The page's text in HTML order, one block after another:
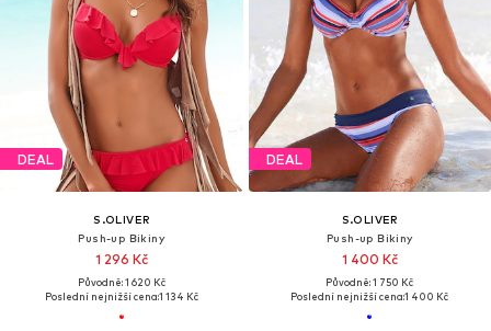
DEAL
S.OLIVER
Push-up Bikiny
1 296 Kč
Původně: 1 620 Kč
Poslední nejnižší cena:1 134 Kč
DEAL
S.OLIVER
Push-up Bikiny
1 400 Kč
Původně: 1 750 Kč
Poslední nejnižší cena:1 400 Kč